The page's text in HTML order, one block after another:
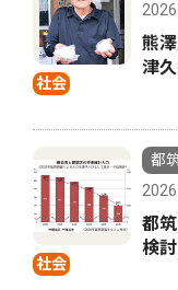
社会
熊
津
社会
都
都
検